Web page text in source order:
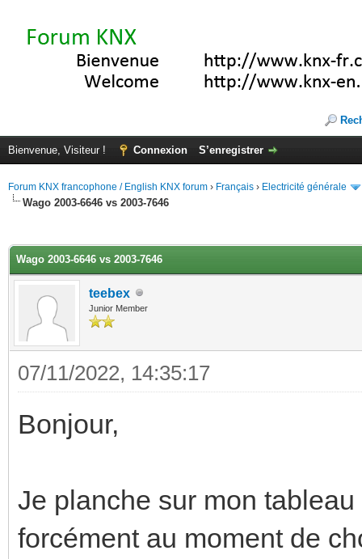
Bienvenue, Visiteur ! Connexion S’enregistrer
Forum KNX francophone / English KNX forum › Français › Electricité générale
Wago 2003-6646 vs 2003-7646
Wago 2003-6646 vs 2003-7646
teebex
Junior Member
07/11/2022, 14:35:17
Bonjour,
Je planche sur mon
forcément au moment de